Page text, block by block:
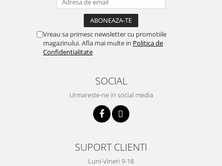
Vreau sa primesc newsletter cu promotiile
magazinului. Afla mai multe in Politica de
Confidentialitate
SOCIAL
Urmareste-ne in social media
SUPORT CLIENTI
Luni-Vineri 9-18